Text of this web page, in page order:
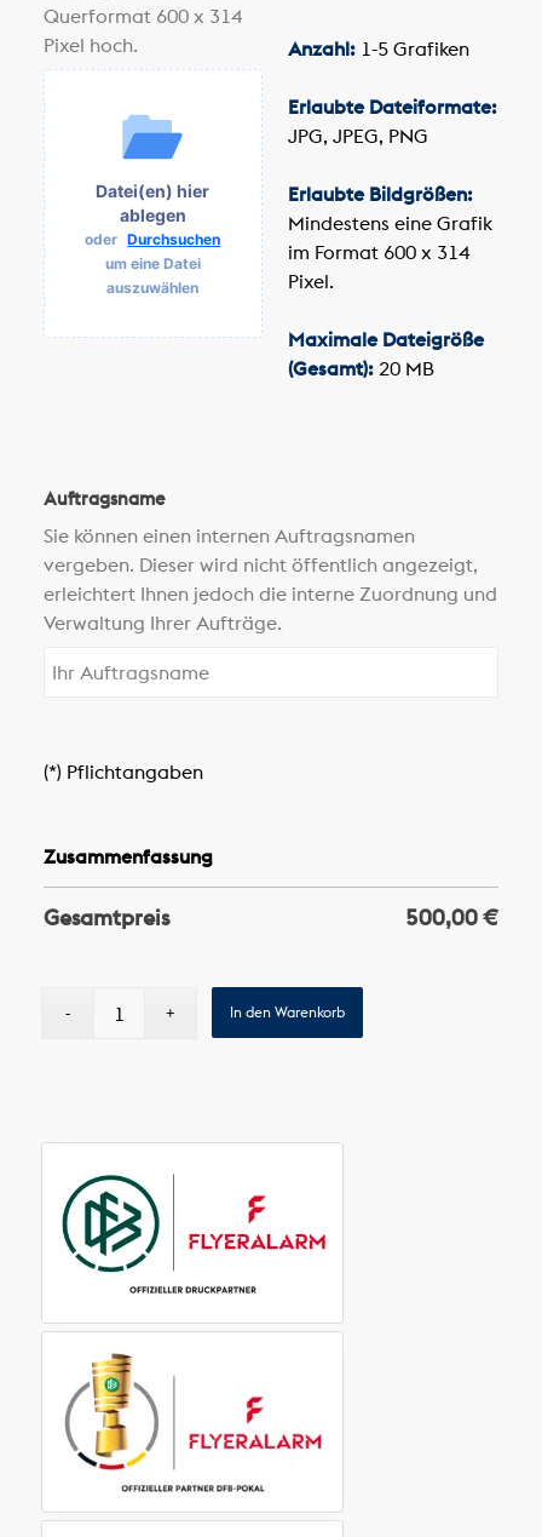
Querformat 600 x 314
Pixel hoch.
Datei(en) hier
ablegen
oder Durchsuchen
um eine Datei
auszuwählen
Anzahl:1-5 Grafiken
Erlaubte Dateiformate:
JPG, JPEG, PNG
Erlaubte Bildgrößen:
Mindestens eine Grafik
im Format 600 x 314
Pixel.
Maximale Dateigröße
(Gesamt):20 MB
Auftragsname
Sie können einen internen Auftragsnamen
vergeben. Dieser wird nicht öffentlich angezeigt,
erleichtert Ihnen jedoch die interne Zuordnung und
Verwaltung Ihrer Aufträge.
(*) Pflichtangaben
Zusammenfassung
Gesamtpreis 500,00€
In den Warenkorb